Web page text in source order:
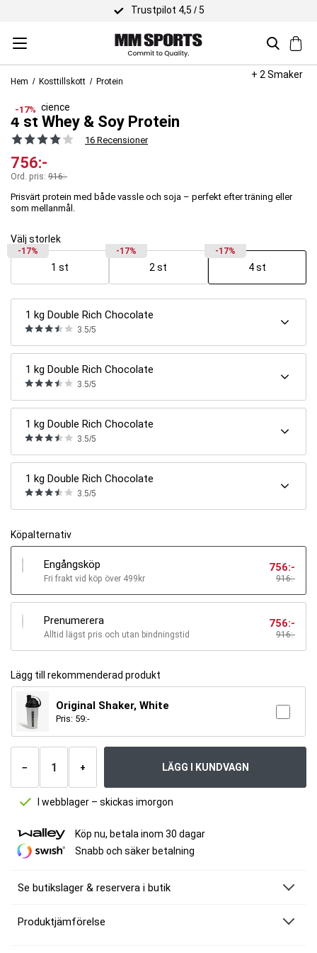
Trustpilot 4,5 / 5
Hem Kosttillskott Protein
+ 2 Smaker
-17%
Body Science
4 st Whey & Soy Protein
16 Recensioner
756:-
Ord. pris: 916:-
Prisvärt protein med både vassle och soja – perfekt efter träning eller
som mellanmål.
Välj storlek
-17%
1 st
-17%
2 st
-17%
4 st
1 kg Double Rich Chocolate
3.5/5
1 kg Double Rich Chocolate
3.5/5
1 kg Double Rich Chocolate
3.5/5
1 kg Double Rich Chocolate
3.5/5
Köpalternativ
Engångsköp
Fri frakt vid köp över 499kr 916:-
756:-
Prenumerera
Alltid lägst pris och utan bindningstid 916:-
756:-
Lägg till rekommenderad produkt
Original Shaker, White
Pris: 59:-
−
Antal
+ LÄGG I KUNDVAGN
I webblager – skickas imorgon
Köp nu, betala inom 30 dagar
Snabb och säker betalning
Se butikslager & reservera i butik
Produktjämförelse